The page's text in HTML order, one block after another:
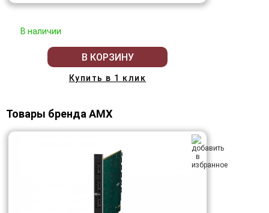
В наличии
В КОРЗИНУ
Купить в 1 клик
Товары бренда AMX